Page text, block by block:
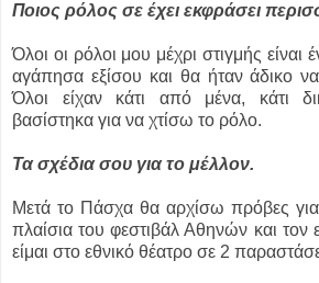
Ποιος ρόλος σε έχει εκφράσει
Όλοι οι ρόλοι μου μέχρι στιγμής είναι
αγάπησα εξίσου και θα ήταν άδικο
Όλοι είχαν κάτι από μένα, κάτι
βασίστηκα για να χτίσω το ρόλο.
Τα σχέδια σου για το μέλλον.
Μετά το Πάσχα θα αρχίσω πρόβες
πλαίσια του φεστιβάλ Αθηνών και τον
είμαι στο εθνικό θέατρο σε 2